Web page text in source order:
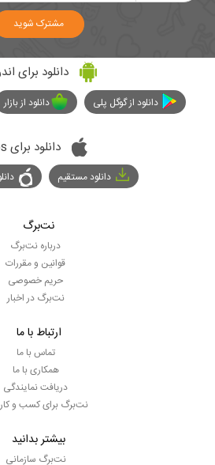
مشترک شوید
دانلود برای
دانلود از گوگل پلی دانلود از بازار
دانلود برای ios
دانلود مستقیم
نت‌برگ
درباره نت‌برگ
قوانین و مقررات
حریم خصوصی
نت‌برگ در اخبار
ارتباط با ما
تماس با ما
همکاری با ما
دریافت نمایندگی
نت‌برگ برای کسب و
بیشتر بدانید
نت‌برگ سازمانی